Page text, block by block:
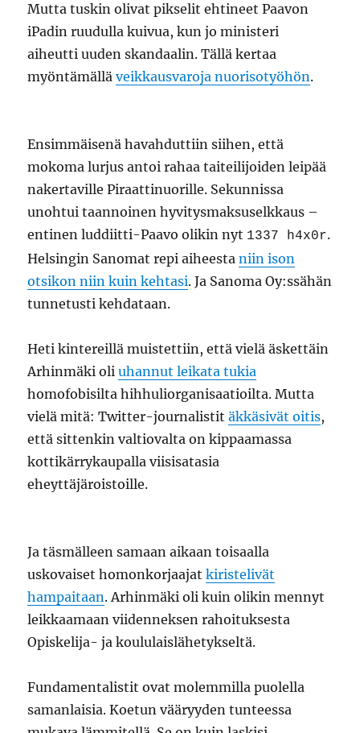
Mutta tuskin olivat pikselit ehtineet Paavon
iPadin ruudulla kuivua, kun jo ministeri
aiheutti uuden skandaalin. Tällä kertaa
myöntämälläveikkausvaroja nuorisotyöhön.
Ensimmäisenä havahduttiin siihen, että
mokoma lurjus antoi rahaa taiteilijoiden leipää
nakertaville Piraattinuorille. Sekunnissa
unohtui taannoinen hyvitysmaksuselkkaus –
entinen luddiitti-Paavo olikin nyt 1337 h4x0r.
Helsingin Sanomat repi aiheestaniin ison
otsikon niin kuin kehtasi. Ja Sanoma Oy:ssähän
tunnetusti kehdataan.
Heti kintereillä muistettiin, että vielä äskettäin
Arhinmäki oliuhannut leikata tukia
homofobisilta hihhuliorganisaatioilta. Mutta
vielä mitä: Twitter-journalistitäkkäsivät oitis,
että sittenkin valtiovalta on kippaamassa
kottikärrykaupalla viisisatasia
eheyttäjäroistoille.
Ja täsmälleen samaan aikaan toisaalla
uskovaiset homonkorjaajatkiristelivät
hampaitaan. Arhinmäki oli kuin olikin mennyt
leikkaamaan viidenneksen rahoituksesta
Opiskelija- ja koululaislähetykseltä.
Fundamentalistit ovat molemmilla puolella
samanlaisia. Koetun vääryyden tunteessa